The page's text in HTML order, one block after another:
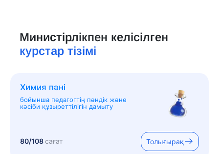
Министірлікпен келісілген
курстар тізімі
Химия пәні
бойынша педагогтің пәндік және
кәсіби құзыреттілігін дамыту
80/108сағат Толығырақ